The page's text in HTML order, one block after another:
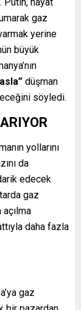
gaz
yerine
büyük
düşman
söyledi.
yollarını
da
edecek
gaz
daha fazla
gaz